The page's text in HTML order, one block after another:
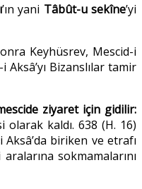
’ın yani Tâbût-u sekîne’yi
Keyhüsrev, Mescid-i
Aksâ’yı Bizanslılar tamir
ziyaret için gidilir:
kaldı. 638 (H. 16)
biriken ve etrafı
sokmamalarını